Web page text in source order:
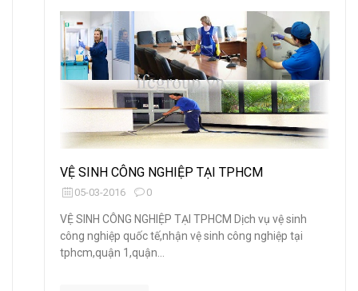
VỆ SINH CÔNG NGHIỆP TẠI TPHCM
05-03-2016 0
VỆ SINH CÔNG NGHIỆP TẠI TPHCM Dịch vụ vệ sinh
công nghiệp quốc tế,nhận vệ sinh công nghiệp tại
tphcm,quận 1,quận...